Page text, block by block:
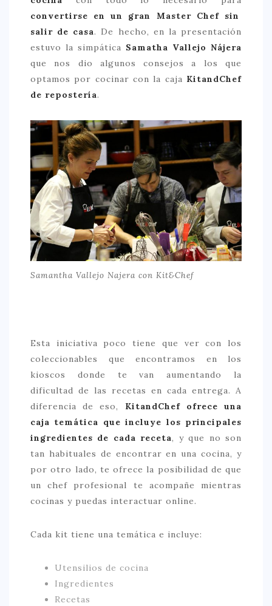
CONOCIENDO A …
EVENTOS POP UP
GOURMET
HEALTHY
POR SUS BAÑOS…
CONTACTO
convertirse en un gran Master Chef sin
salir de casa. De hecho, en la presentación
estuvo la simpática Samatha Vallejo Nájera
que nos dio algunos consejos a los que
optamos por cocinar con la caja KitandChef
de repostería.
Samantha Vallejo Najera con Kit&Chef
Esta iniciativa poco tiene que ver con los
coleccionables que encontramos en los
kioscos donde te van aumentando la
dificultad de las recetas en cada entrega. A
diferencia de eso, KitandChef ofrece una
caja temática que incluye los principales
ingredientes de cada receta, y que no son
tan habituales de encontrar en una cocina, y
por otro lado, te ofrece la posibilidad de que
un chef profesional te acompañe mientras
cocinas y puedas interactuar online.
Cada kit tiene una temática e incluye:
Utensilios de cocina
Ingredientes
Recetas